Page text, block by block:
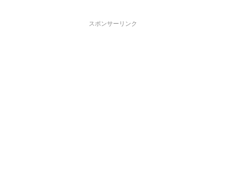
スポンサーリンク